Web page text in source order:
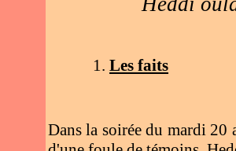
1.Les faits
Dans la soirée du mardi